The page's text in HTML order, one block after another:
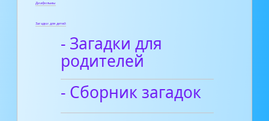
Диафильмы
Загадки для детей
- Загадки для
родителей
- Сборник загадок